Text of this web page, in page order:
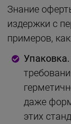
Знание
издержки с
примеров,
Упаковка.
даже
этих